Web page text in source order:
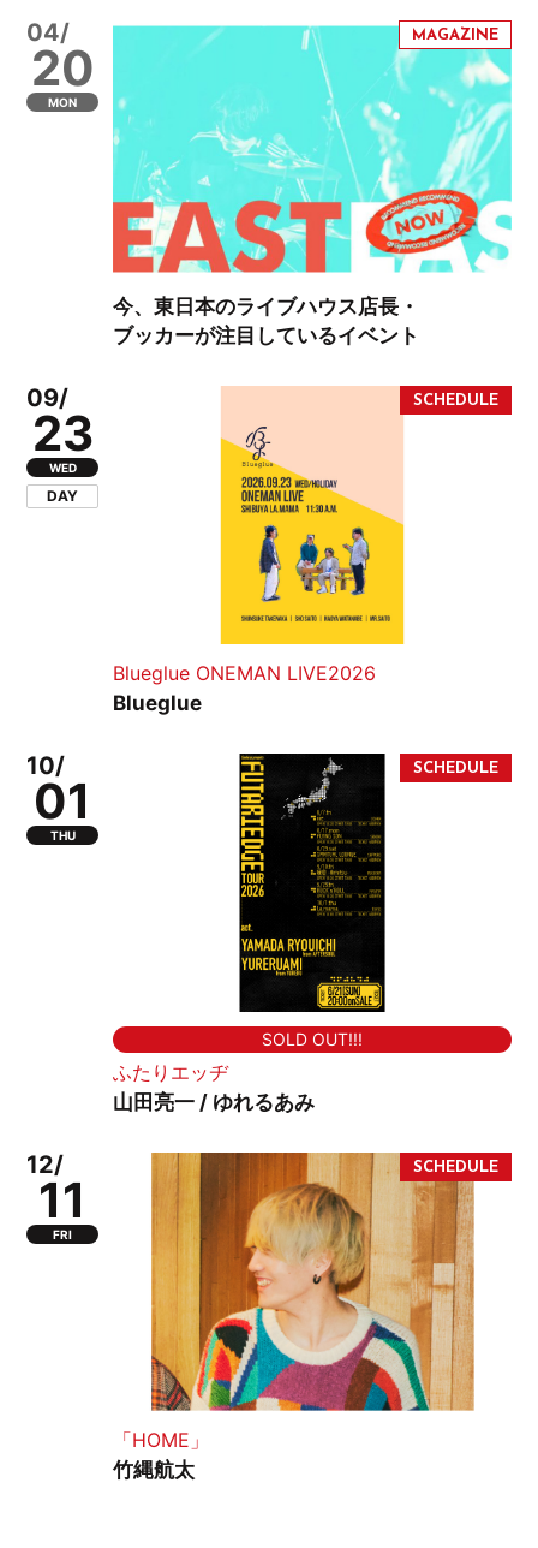
04/
20
MON
今、東日本のライブハウス店長・
ブッカーが注目しているイベント
09/
23
WED
DAY
Blueglue ONEMAN LIVE2026
Blueglue
10/
01
THU
SOLD OUT!!!
ふたりエッヂ
山田亮一 / ゆれるあみ
12/
11
FRI
「HOME」
竹縄航太